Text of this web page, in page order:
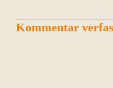
Kommentar